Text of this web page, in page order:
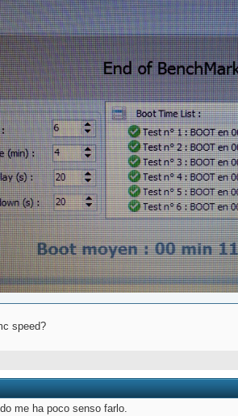
speed?
me ha poco senso farlo.